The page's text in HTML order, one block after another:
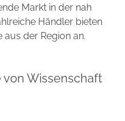
Markt in der nah
Händler bieten
aus der Region an.
von Wissenschaft